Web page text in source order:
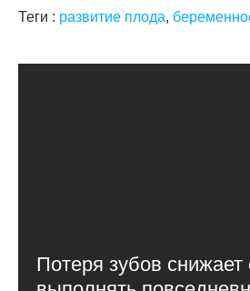
Теги : развитие плода,
Потеря зубов снижает